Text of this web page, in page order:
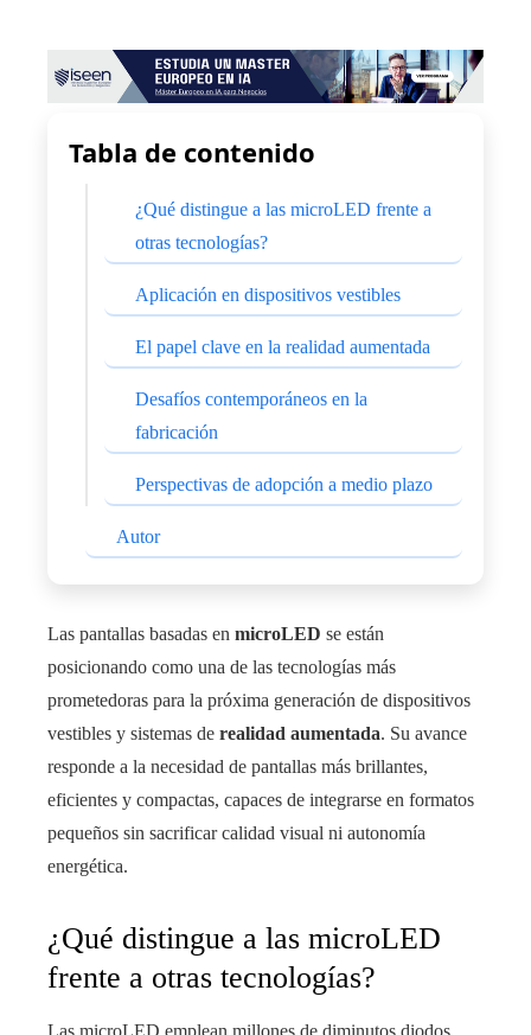
Tabla de contenido
¿Qué distingue a las microLED frente a
otras tecnologías?
Aplicación en dispositivos vestibles
El papel clave en la realidad aumentada
Desafíos contemporáneos en la
fabricación
Perspectivas de adopción a medio plazo
Autor
Las pantallas basadas en microLED se están
posicionando como una de las tecnologías más
prometedoras para la próxima generación de dispositivos
vestibles y sistemas de realidad aumentada. Su avance
responde a la necesidad de pantallas más brillantes,
eficientes y compactas, capaces de integrarse en formatos
pequeños sin sacrificar calidad visual ni autonomía
energética.
¿Qué distingue a las microLED
frente a otras tecnologías?